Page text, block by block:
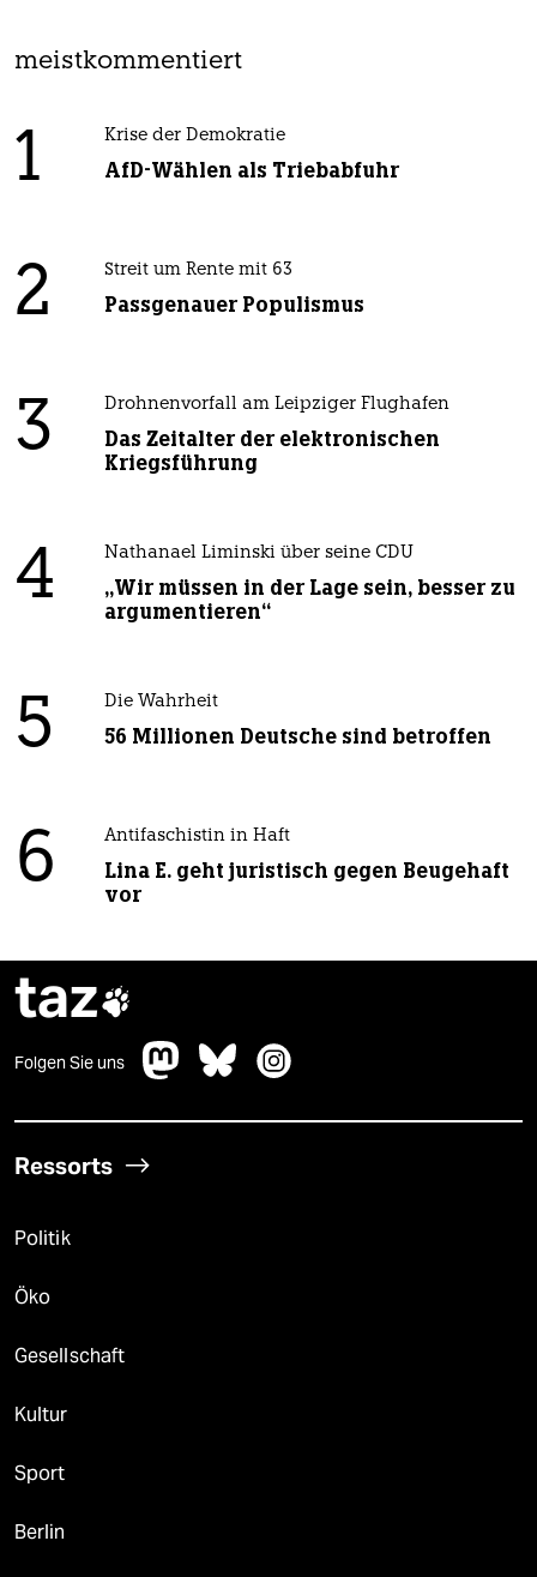
meistkommentiert
1 Krise der Demokratie
AfD-Wählen als Triebabfuhr
2 Streit um Rente mit 63
Passgenauer Populismus
3 Drohnenvorfall am Leipziger Flughafen
Das Zeitalter der elektronischen
Kriegsführung
4 Nathanael Liminski über seine CDU
„Wir müssen in der Lage sein, besser zu
argumentieren“
5 Die Wahrheit
56 Millionen Deutsche sind betroffen
6 Antifaschistin in Haft
Lina E. geht juristisch gegen Beugehaft
vor
taz
Folgen Sie uns
Ressorts
Politik
Öko
Gesellschaft
Kultur
Sport
Berlin